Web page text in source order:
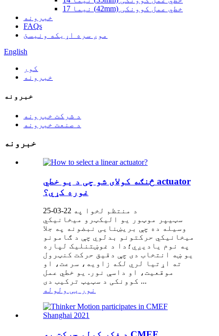
نیما 17 (42mm) خطي عمل کوونکی
خبرونه
FAQs
موږ سره اړیکه ونیسئ
English
کور
خبرونه
خبرونه
د شرکت خبرونه
د صنعت خبرونه
خبرونه
څنګه کولای شو چی د یو خطي actuator
غوره کړي؟
د منتظم لخوا په 22-03-25
سټیپر موټور یو الیکټرو میخانیکي
وسیله ده چې بریښنایی نبضونه په جلا
میخانیکي حرکتونو بدلوي چې د ګامونو
په نوم یادیږي؛دا د غوښتنلیک لپاره
یو ښه انتخاب دی چې دقیق حرکت کنټرول
ته اړتیا لري لکه زاویه، سرعت، او
موقعیت، او داسې نور. یو خطي عمل
کوونکی د سټیټ ترکیب دی ...
نور یی ولوله